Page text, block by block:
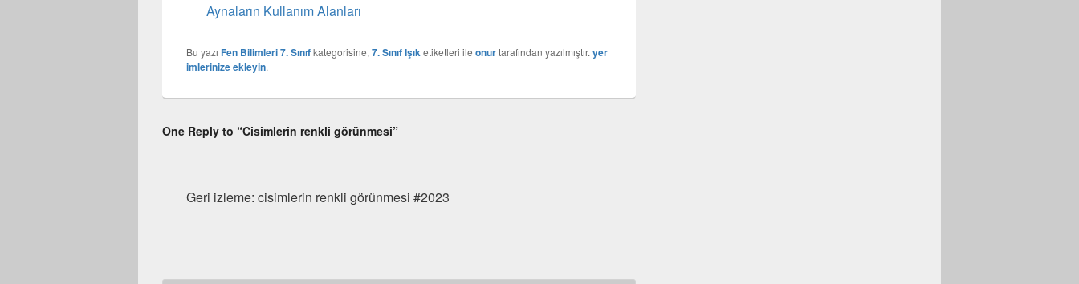
Aynaların Kullanım Alanları
Bu yazı Fen Bilimleri 7. Sınıfkategorisine, 7. Sınıf Işık etiketleri ile onurtarafından yazılmıştır. yer
imlerinize ekleyin.
One Reply to “Cisimlerin renkli görünmesi”
Geri izleme: cisimlerin renkli görünmesi #2023